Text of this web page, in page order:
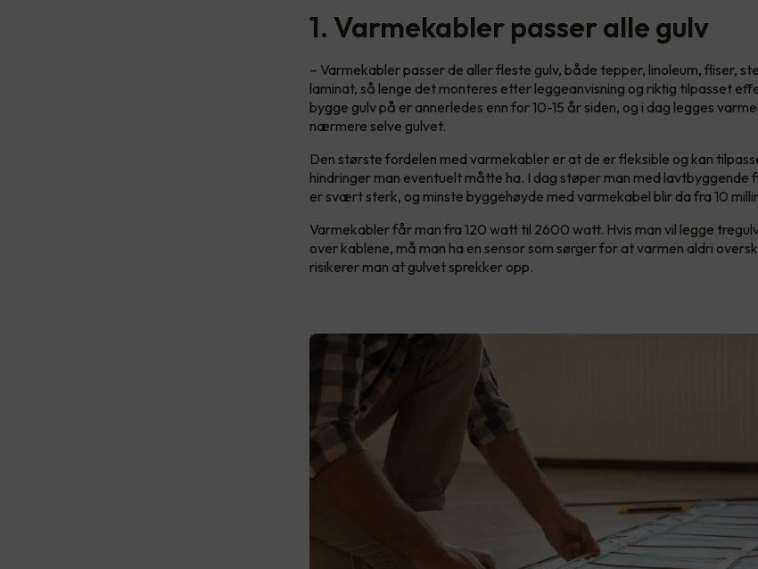
1. Varmekabler passer alle gulv
– Varmekabler passer de aller fleste gulv, både tepper, linoleum, fliser,
laminat, så lenge det monteres etter leggeanvisning og riktig tilpasset
bygge gulv på er annerledes enn for 10-15 år siden, og i dag legges
nærmere selve gulvet.
Den største fordelen med varmekabler er at de er fleksible og kan
hindringer man eventuelt måtte ha. I dag støper man med lavtbyggende
er svært sterk, og minste byggehøyde med varmekabel blir da fra 10
Varmekabler får man fra 120 watt til 2600 watt. Hvis man vil legge
over kablene, må man ha en sensor som sørger for at varmen aldri
risikerer man at gulvet sprekker opp.